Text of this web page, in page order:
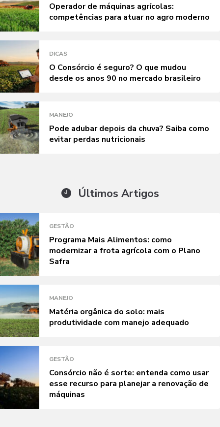
Operador de máquinas agrícolas:
competências para atuar no agro moderno
DICAS
O Consórcio é seguro? O que mudou
desde os anos 90 no mercado brasileiro
MANEJO
Pode adubar depois da chuva? Saiba como
evitar perdas nutricionais
Últimos Artigos
GESTÃO
Programa Mais Alimentos: como
modernizar a frota agrícola com o Plano
Safra
MANEJO
Matéria orgânica do solo: mais
produtividade com manejo adequado
GESTÃO
Consórcio não é sorte: entenda como usar
esse recurso para planejar a renovação de
máquinas